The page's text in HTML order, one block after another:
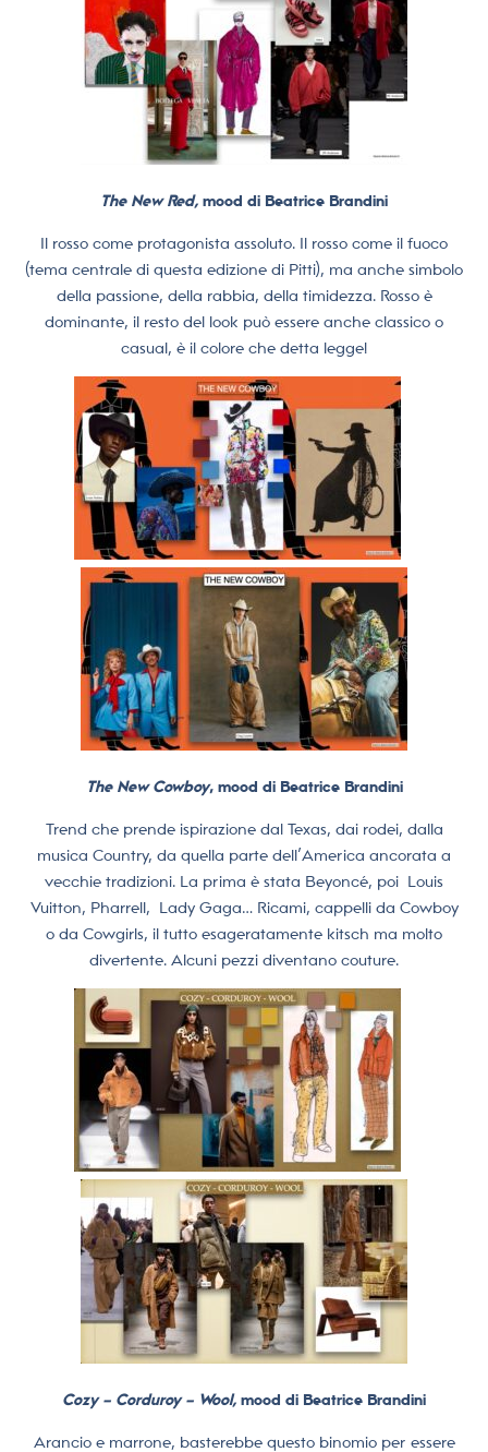
The New Red, mood di Beatrice Brandini
Il rosso come protagonista assoluto. Il rosso come il fuoco
(tema centrale di questa edizione di Pitti), ma anche simbolo
della passione, della rabbia, della timidezza. Rosso è
dominante, il resto del look può essere anche classico o
casual, è il colore che detta legge!
The New Cowboy, mood di Beatrice Brandini
Trend che prende ispirazione dal Texas, dai rodei, dalla
musica Country, da quella parte dell’America ancorata a
vecchie tradizioni. La prima è stata Beyoncé, poi Louis
Vuitton, Pharrell,
Lady Gaga… Ricami, cappelli da Cowboy
o da Cowgirls, il tutto esageratamente kitsch ma molto
divertente. Alcuni pezzi diventano couture.
Cozy – Corduroy – Wool, mood di Beatrice Brandini
Arancio e marrone, basterebbe questo binomio per essere